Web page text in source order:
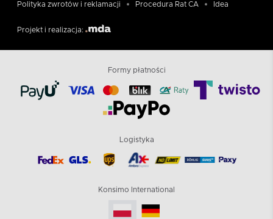
Polityka zwrotów i reklamacji
Procedura Rat CA Idea
Projekt i realizacja:
Formy płatności
Logistyka
Konsimo International